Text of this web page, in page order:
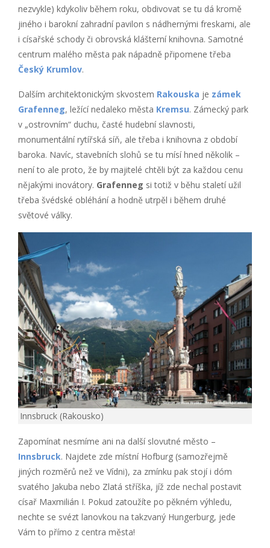
nezvykle) kdykoliv během roku, obdivovat se tu dá kromě
jiného i barokní zahradní pavilon s nádhernými freskami, ale
i císařské schody či obrovská klášterní knihovna. Samotné
centrum malého města pak nápadně připomene třeba
Český Krumlov.
Dalším architektonickým skvostem Rakouska je zámek
Grafenneg, ležící nedaleko města Kremsu. Zámecký park
v „ostrovním“ duchu, časté hudební slavnosti,
monumentální rytířská síň, ale třeba i knihovna z období
baroka. Navíc, stavebních slohů se tu mísí hned několik –
není to ale proto, že by majitelé chtěli být za každou cenu
nějakými inovátory. Grafenneg si totiž v běhu staletí užil
třeba švédské obléhání a hodně utrpěl i během druhé
světové války.
Innsbruck (Rakousko)
Zapomínat nesmíme ani na další slovutné město –
Innsbruck. Najdete zde místní Hofburg (samozřejmě
jiných rozměrů než ve Vídni), za zmínku pak stojí i dóm
svatého Jakuba nebo Zlatá stříška, jíž zde nechal postavit
císař Maxmilián I. Pokud zatoužíte po pěkném výhledu,
nechte se svézt lanovkou na takzvaný Hungerburg, jede
Vám to přímo z centra města!